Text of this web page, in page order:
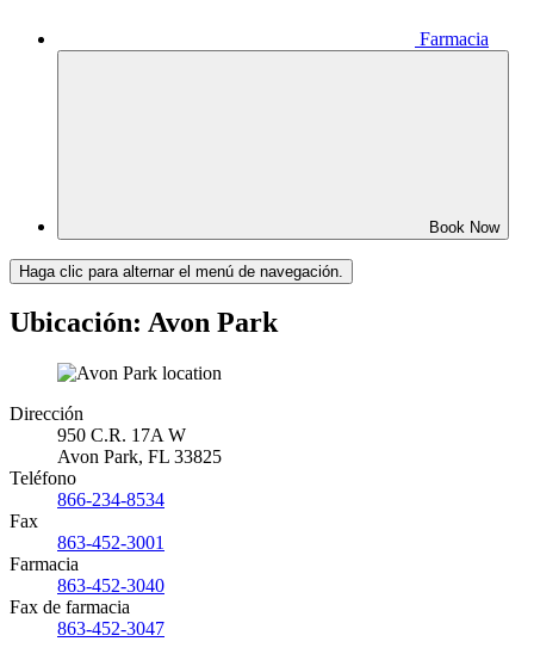
Farmacia
Book Now
Haga clic para alternar el menú de navegación.
Ubicación: Avon Park
Dirección
950 C.R. 17A W
Avon Park, FL 33825
Teléfono
866-234-8534
Fax
863-452-3001
Farmacia
863-452-3040
Fax de farmacia
863-452-3047